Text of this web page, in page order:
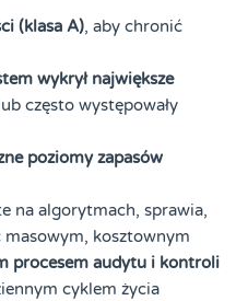
(klasa A), aby chronić
wykrył największe
często występowały
poziomy zapasów
na algorytmach, sprawia,
masowym, kosztownym
procesem audytu i kontroli
cyklem życia